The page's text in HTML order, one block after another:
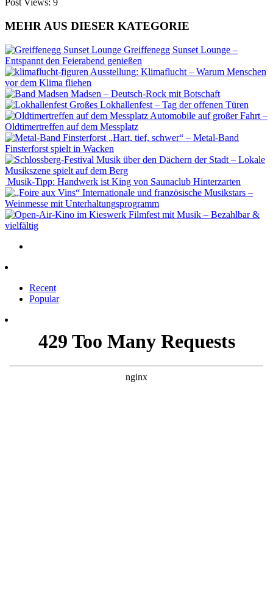
Post Views: 9
MEHR AUS DIESER KATEGORIE
Greiffenegg Sunset Lounge –
Entspannt den Feierabend genießen
Ausstellung: Klimaflucht – Warum Menschen
vor dem Klima fliehen
Madsen – Deutsch-Rock mit Botschaft
Großes Lokhallenfest – Tag der offenen Türen
Automobile auf großer Fahrt –
Oldtimertreffen auf dem Messplatz
„Hart, tief, schwer“ – Metal-Band
Finsterforst spielt in Wacken
Musik über den Dächern der Stadt – Lokale
Musikszene spielt auf dem Berg
Musik-Tipp: Handwerk ist King von Saunaclub Hinterzarten
Internationale und französische Musikstars –
Weinmesse mit Unterhaltungsprogramm
Filmfest mit Musik – Bezahlbar &
vielfältig
Recent
Popular